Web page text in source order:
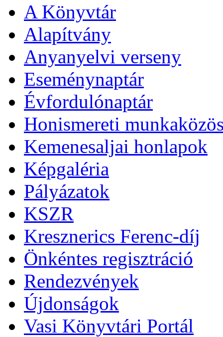
A Könyvtár
Alapítvány
Anyanyelvi verseny
Eseménynaptár
Évfordulónaptár
Honismereti
Kemenesaljai honlapok
Képgaléria
Pályázatok
KSZR
Kresznerics Ferenc-díj
Önkéntes regisztráció
Rendezvények
Újdonságok
Vasi Könyvtári Portál